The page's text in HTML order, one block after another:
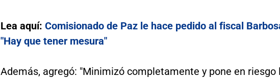
Lea aquí: Comisionado de Paz le hace pedido al fiscal
"Hay que tener mesura"
Además, agregó: "Minimizó completamente y pone en riesgo